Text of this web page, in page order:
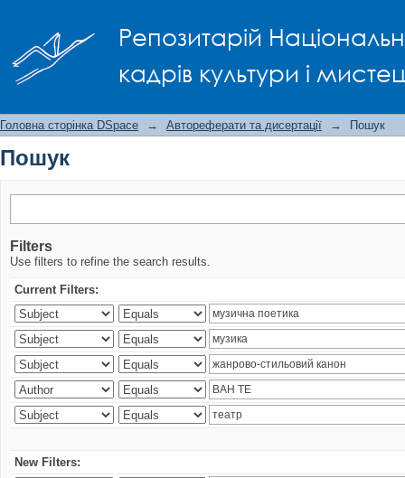
Репозитарій
кадрів культури і
Головна сторінка DSpace → Автореферати та дисертації → Пошук
Пошук
Filters
Use filters to refine the search results.
Current Filters:
New Filters: